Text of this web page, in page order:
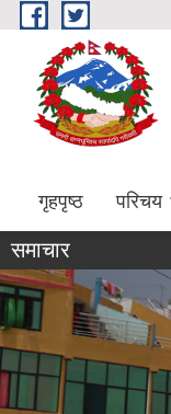
Skip to main content
गृहपृष्ठ परिचय
समाचार